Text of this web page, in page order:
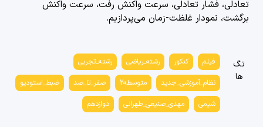
تعادلی، فشار تعادلی، سرعت واکنش رفت، سرعت واکنش
برگشت، نمودار غلظت-زمان می‌پردازیم.
تگ
ها
فیلم کنکور رشته_ریاضی
رشته_تجربی
نظام_آموزشی_جدید
متوسطه2 صفر_تا_صد
ضبط_استودیو
شیمی
مهدی_صنیعی_طهرانی دوازدهم
29 دقیقه 1404/04/31
فصل چهارم شیمی(3): شیمی، راهی به سوی آینده روشن تر (قسمت ششم)، مسائل ثابت تعادل (قسمت اول)